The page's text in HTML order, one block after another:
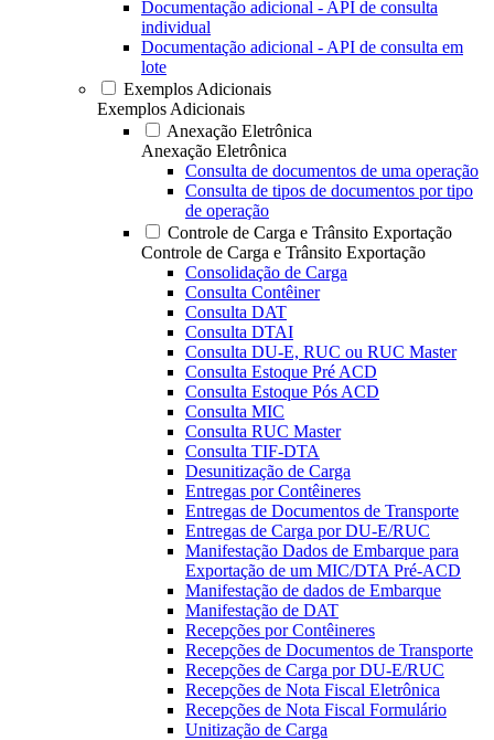
Documentação adicional - API de consulta
individual
Documentação adicional - API de consulta em
lote
Exemplos Adicionais
Exemplos Adicionais
Anexação Eletrônica
Anexação Eletrônica
Consulta de documentos de uma operação
Consulta de tipos de documentos por tipo
de operação
Controle de Carga e Trânsito Exportação
Controle de Carga e Trânsito Exportação
Consolidação de Carga
Consulta Contêiner
Consulta DAT
Consulta DTAI
Consulta DU-E, RUC ou RUC Master
Consulta Estoque Pré ACD
Consulta Estoque Pós ACD
Consulta MIC
Consulta RUC Master
Consulta TIF-DTA
Desunitização de Carga
Entregas por Contêineres
Entregas de Documentos de Transporte
Entregas de Carga por DU-E/RUC
Manifestação Dados de Embarque para
Exportação de um MIC/DTA Pré-ACD
Manifestação de dados de Embarque
Manifestação de DAT
Recepções por Contêineres
Recepções de Documentos de Transporte
Recepções de Carga por DU-E/RUC
Recepções de Nota Fiscal Eletrônica
Recepções de Nota Fiscal Formulário
Unitização de Carga